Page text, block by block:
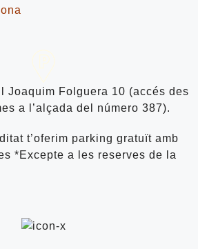
Joaquim Folguera 10 (accés des
a l’alçada del número 387).
t’oferim parking gratuït amb
*Excepte a les reserves de la